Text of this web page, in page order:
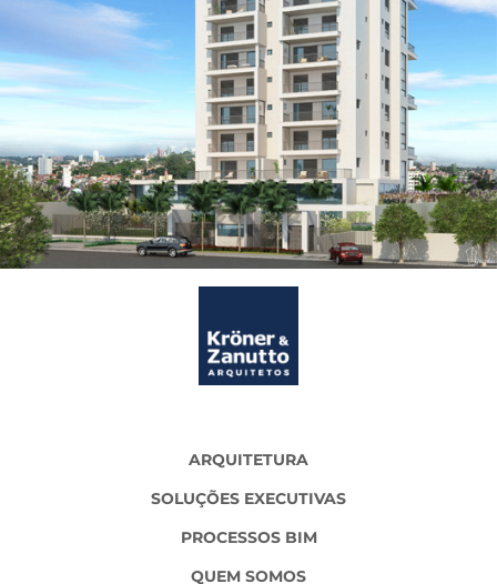
ARQUITETURA
SOLUÇÕES EXECUTIVAS
PROCESSOS BIM
QUEM SOMOS